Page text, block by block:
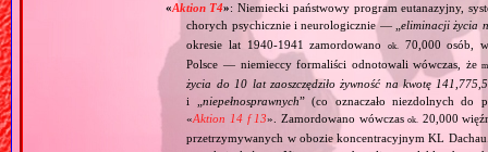
«Aktion T4»: Niemiecki państwowy program eutanazyjny,
chorych psychicznie i neurologicznie — „eliminacji życia
okresie lat 1940‐1941 zamordowanook.
70,000 osób,
Polsce — niemieccy formaliści odnotowali wówczas, że
życia do 10 lat zaoszczędziło żywność na kwotę
i „ niepełnosprawnych” (co oznaczało niezdolnych do
«Aktion 14 f 13». Zamordowano wówczasok. 20,000
przetrzymywanych w obozie koncentracyjnym KL